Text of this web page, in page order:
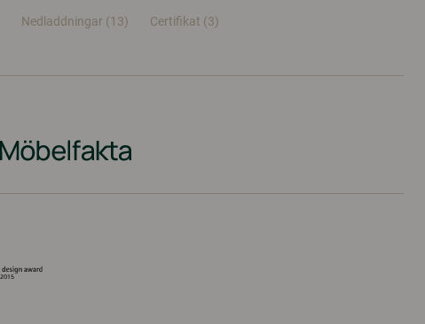
Nedladdningar (13) Certifikat (3)